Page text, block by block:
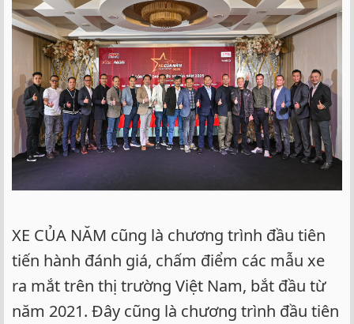
XE CỦA NĂM cũng là chương trình đầu tiên
tiến hành đánh giá, chấm điểm các mẫu xe
ra mắt trên thị trường Việt Nam, bắt đầu từ
năm 2021. Đây cũng là chương trình đầu tiên